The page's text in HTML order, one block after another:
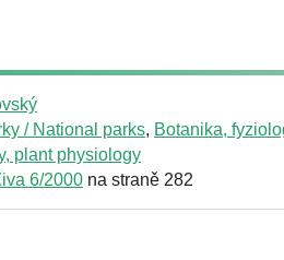
/ National parks, Botanika,
plant physiology
6/2000 na straně 282